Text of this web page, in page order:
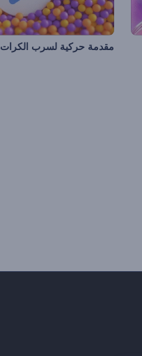
مقدمة حركية لسرب الكرات